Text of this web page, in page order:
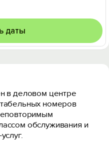
даты
в деловом центре
номеров
обслуживания и